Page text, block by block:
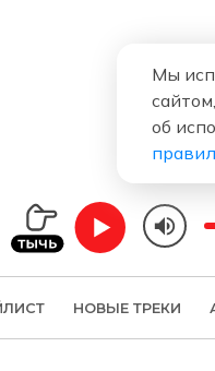
НОВЫЕ ТРЕКИ
Мы
об